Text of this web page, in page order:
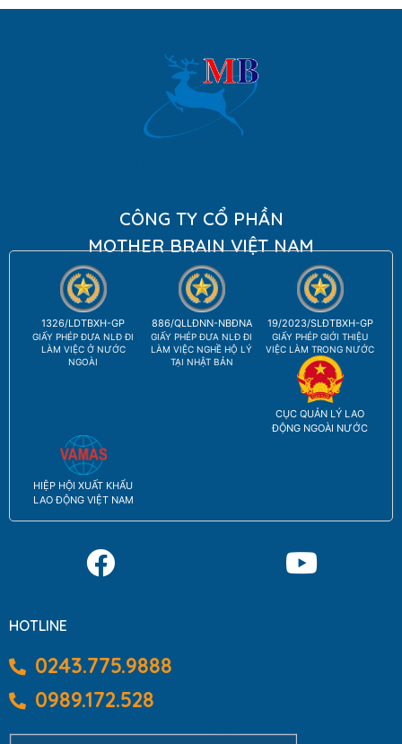
CÔNG TY CỔ PHẦN
MOTHER BRAIN VIỆT NAM
1326/LDTBXH-GP
GIẤY PHÉP ĐƯA NLĐ ĐI
LÀM VIỆC Ở NƯỚC
NGOÀI
886/QLLĐNN-NBĐNA
GIẤY PHÉP ĐƯA NLĐ ĐI
LÀM VIỆC NGHỀ HỘ LÝ
TẠI NHẬT BẢN
19/2023/SLĐTBXH-GP
GIẤY PHÉP GIỚI THIỆU
VIỆC LÀM TRONG NƯỚC
CỤC QUẢN LÝ LAO
ĐỘNG NGOÀI NƯỚC
HIỆP HỘI XUẤT KHẨU
LAO ĐỘNG VIỆT NAM
HOTLINE
0243.775.9888
0989.172.528